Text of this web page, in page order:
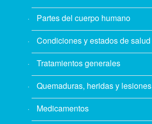
Partes del cuerpo humano
Condiciones y estados de salud
Tratamientos generales
Quemaduras, heridas y lesiones
Medicamentos